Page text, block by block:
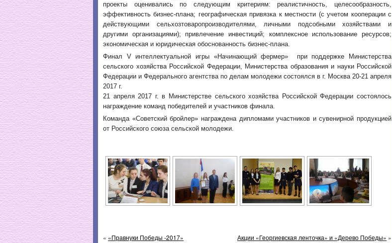
проекты оценивались по следующим критериям: реалистичность, целесообразность,
эффективность бизнес-плана; географическая привязка к местности (с учетом кооперации с
действующими сельхозтоваропроизводителями, личными подсобными хозяйствами и
другими организациями); привлечение инвестиций; комплексное использование ресурсов;
экономическая и юридическая обоснованность бизнес-плана.
Финал V интеллектуальной игры «Начинающий фермер» при поддержке Министерства
сельского хозяйства Российской Федерации, Министерства образования и науки Российской
Федерации и Федерального агентства по делам молодежи состоялся в г. Москва 20-21 апреля
2017 г.
21 апреля 2017 г. в Министерстве сельского хозяйства Российской Федерации состоялось
награждение команд победителей и участников финала.
Команда «Советский бройлер» награждена дипломами участников и сувенирной продукцией
от Российского союза сельской молодежи.
« «Правнуки Победы -2017» Акции «Георгиевская ленточка» и «Дерево Победы» »